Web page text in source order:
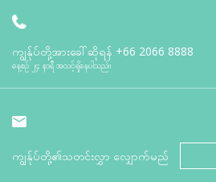
ကျွန်ုပ်တို့အားခေါ်ဆိုရန် +66 2066 8888
နေ့စဉ် ၂၄ နာရီ အသင့်ရှိနေပါသည်။
ကျွန်ုပ်တို့၏သတင်းလွှာ လျှောက်မည်